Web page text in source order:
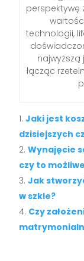
perspektywę
technologii,
najwyższą
łącząc
Jaki jest
dzisiejszych
Wynajęcie
czy to
Jak
w szkle?
Czy